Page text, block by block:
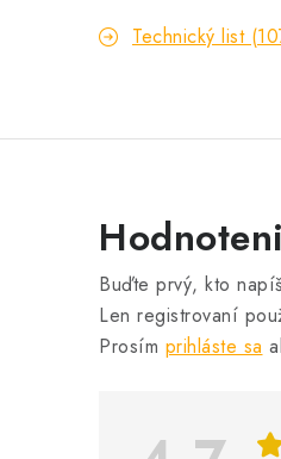
Technický list
Buďte prvý, kto
Len registrovaní
Prosím prihláste sa
V
ý
p
i